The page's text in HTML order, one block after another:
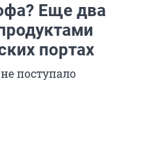
Еще два
портах
поступало